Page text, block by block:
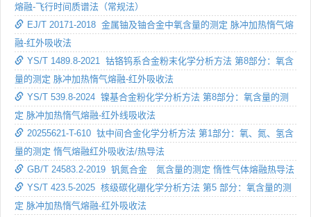
熔融-飞行时间质谱法（常规法）
EJ/T 20171-2018 金属铀及铀合金中氧含量的测定 脉冲加热惰气熔
融-红外吸收法
YS/T 1489.8-2021 钴铬钨系合金粉末化学分析方法 第8部分：氧含
量的测定 脉冲加热惰气熔融-红外吸收法
YS/T 539.8-2024 镍基合金粉化学分析方法 第8部分：氧含量的测
定 脉冲加热惰气熔融-红外线吸收法
20255621-T-610 钛中间合金化学分析方法 第1部分：氧、氮、氢含
量的测定 惰气熔融红外吸收法/热导法
GB/T 24583.2-2019 钒氮合金 氮含量的测定 惰性气体熔融热导法
YS/T 423.5-2025 核级碳化硼化学分析方法 第5 部分：氧含量的测
定 脉冲加热惰气熔融-红外吸收法